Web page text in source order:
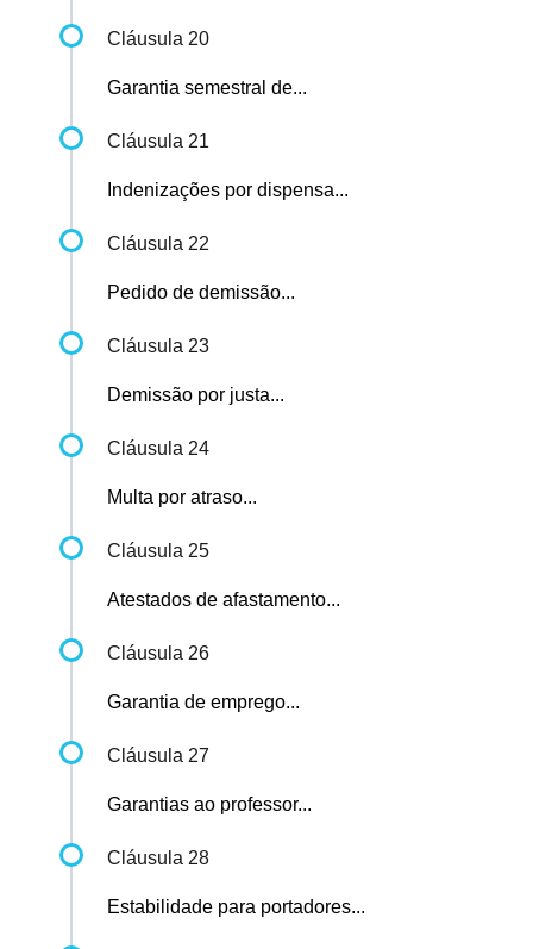
Cláusula 20
Garantia semestral de...
Cláusula 21
Indenizações por dispensa...
Cláusula 22
Pedido de demissão...
Cláusula 23
Demissão por justa...
Cláusula 24
Multa por atraso...
Cláusula 25
Atestados de afastamento...
Cláusula 26
Garantia de emprego...
Cláusula 27
Garantias ao professor...
Cláusula 28
Estabilidade para portadores...